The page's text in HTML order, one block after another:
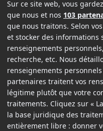
Adieu vie de
Bachelorette
v.f.